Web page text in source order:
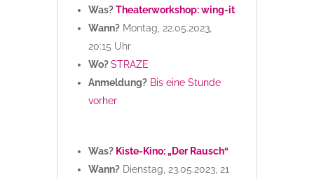
Was?Theaterworkshop: wing-it
Wann?Montag, 22.05.2023,
20:15 Uhr
Wo?STRAZE
Anmeldung? Bis eine Stunde
vorher
Was? Kiste-Kino: „Der Rausch“
Wann?Dienstag, 23.05.2023, 21